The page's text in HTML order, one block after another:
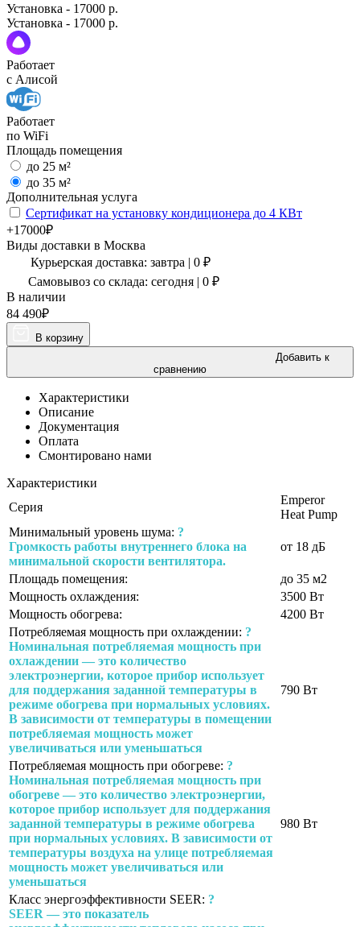
Установка - 17000 р.
Установка - 17000 р.
Работает
с Алисой
Работает
по WiFi
Площадь помещения
до 25 м²
до 35 м²
Дополнительная услуга
Сертификат на установку кондиционера до 4 КВт
+17000₽
Виды доставки в Москва
Курьерская доставка: завтра | 0 ₽
Самовывоз со склада: сегодня | 0 ₽
В наличии
84 490₽
В корзину
Добавить к
сравнению
Характеристики
Описание
Документация
Оплата
Смонтировано нами
Характеристики
Серия
Emperor
Heat Pump
Минимальный уровень шума: ?
Громкость работы внутреннего блока на
минимальной скорости вентилятора.
от 18 дБ
Площадь помещения:
до 35 м2
Мощность охлаждения:
3500 Вт
Мощность обогрева:
4200 Вт
Потребляемая мощность при охлаждении: ?
Номинальная потребляемая мощность при
охлаждении — это количество
электроэнергии, которое прибор использует
для поддержания заданной температуры в
режиме обогрева при нормальных условиях.
В зависимости от температуры в помещении
потребляемая мощность может
увеличиваться или уменьшаться
790 Вт
Потребляемая мощность при обогреве: ?
Номинальная потребляемая мощность при
обогреве — это количество электроэнергии,
которое прибор использует для поддержания
заданной температуры в режиме обогрева
при нормальных условиях. В зависимости от
температуры воздуха на улице потребляемая
мощность может увеличиваться или
уменьшаться
980 Вт
Класс энергоэффективности SEER: ?
SEER — это показатель